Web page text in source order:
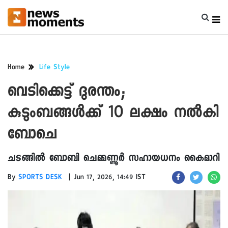
Home Life Style
വെടിക്കെട്ട് ദുരന്തം;
കുടുംബങ്ങൾക്ക് 10 ലക്ഷം നൽകി
ബോചെ
ചടങ്ങിൽ ബോബി ചെമ്മണ്ണൂർ സഹായധനം കൈമാറി
By SPORTS DESK | Jun 17, 2026, 14:49 IST